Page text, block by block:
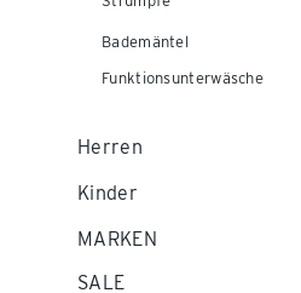
Bademäntel
Funktionsunterwäsche
Herren
Kinder
MARKEN
SALE